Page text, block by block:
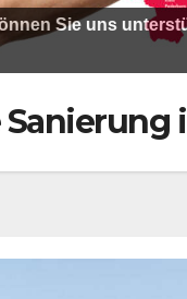
uns unterstützen !